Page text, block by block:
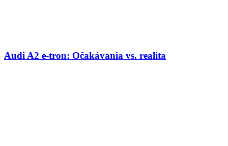
Audi A2 e-tron: Očakávania vs. realita